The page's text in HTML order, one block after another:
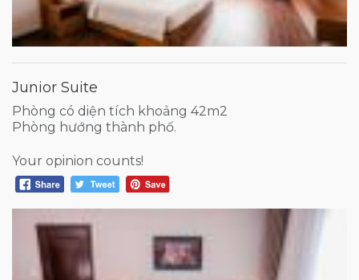
Junior Suite
Phòng có diện tích khoảng 42m2
Phòng hướng thành phố.
Your opinion counts!